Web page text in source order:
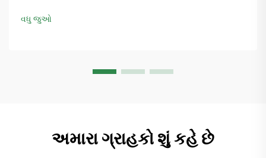
વધુ માહિતી મેળવો.
વધુ જુઓ
અમારા ગ્રાહકો શું કહે છે